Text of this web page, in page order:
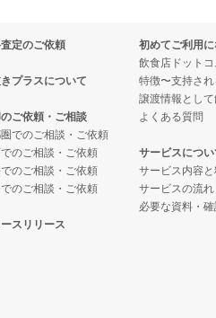
の飲食店の居抜き売却物件の案件
飲食店の居抜き売却物件の案件一覧
の飲食店の居抜き売却物件の案件一
の飲食店の居抜き売却物件の案件
の飲食店の居抜き売却物件の案件
フェの居抜き売却物件の案件一覧
イクアウトの居抜き売却物件の案件
弁当・惣菜・デリの居抜き売却物
ラオケ・パブ・スナックの居抜き
ーの居抜き売却物件の案件一覧
定のご依頼
プラスについて
ご依頼・ご相談
でのご相談・ご依頼
のご相談・ご依頼
のご相談・ご依頼
のご相談・ご依頼
スリリース
初めてご利用
飲食店ドット
特徴〜支持さ
譲渡情報とし
よくある質問
サービスについ
サービス内容
サービスの流れ
必要な資料・